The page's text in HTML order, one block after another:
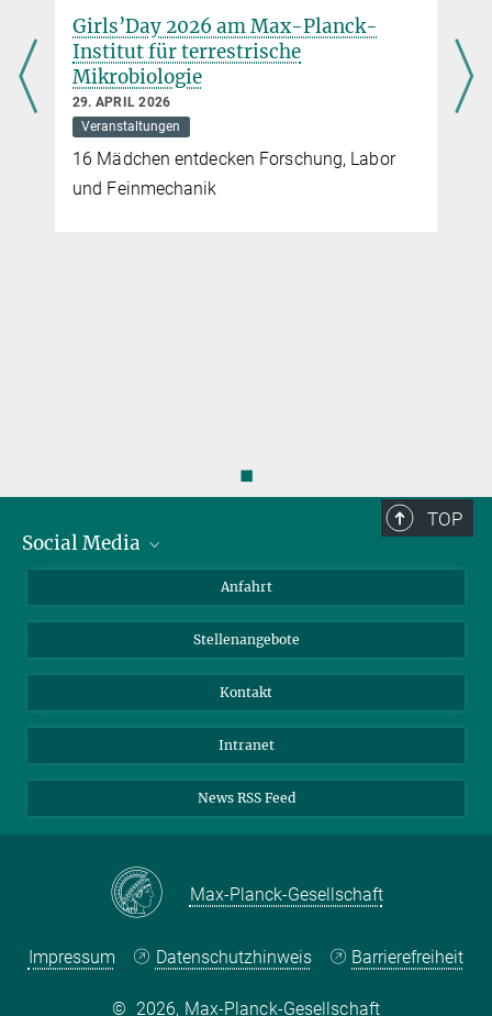
Girls’Day 2026 am Max-Planck-
Institut für terrestrische
Mikrobiologie
29. APRIL 2026
Veranstaltungen
16 Mädchen entdecken Forschung, Labor
und Feinmechanik
◼
TOP
Social Media
LinkedIn
Anfahrt
Stellenangebote
Kontakt
Intranet
News RSS Feed
Max-Planck-Gesellschaft
Impressum Datenschutzhinweis Barrierefreiheit
© 2026, Max-Planck-Gesellschaft